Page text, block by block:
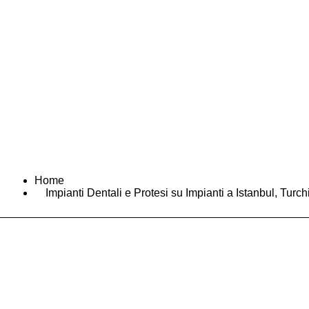
Home
Impianti Dentali e Protesi su Impianti a Istanbul,